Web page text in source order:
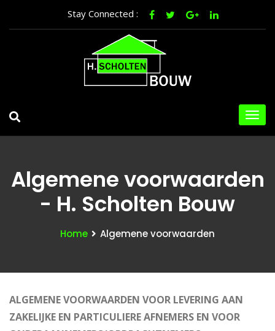
Stay Connected :
Algemene voorwaarden
- H. Scholten Bouw
Home Algemene voorwaarden
ALGEMENE VOORWAARDEN VOOR LEVERING AAN
ZAKELIJKE EN PARTICULIERE AFNEMERS EN VOOR